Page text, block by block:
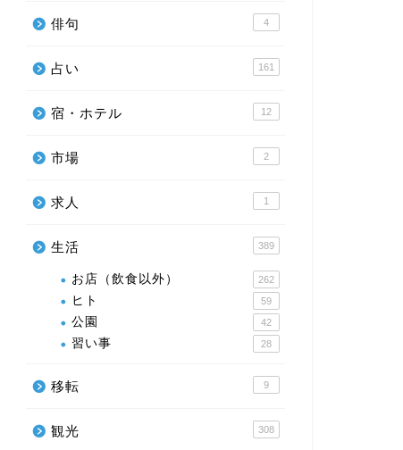
俳句 4
占い 161
宿・ホテル 12
市場 2
求人 1
生活 389
お店（飲食以外） 262
ヒト 59
公園 42
習い事 28
移転 9
観光 308